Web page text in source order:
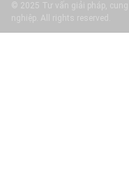
© 2025 Tư vấn giải pháp,
nghiệp. All rights reserved.